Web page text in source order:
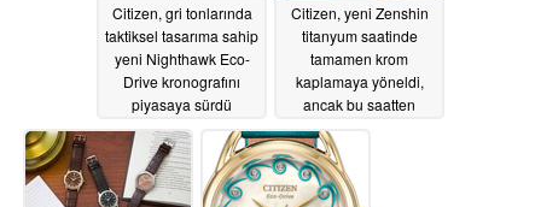
Citizen, gri tonlarında
taktiksel tasarıma sahip
yeni Nighthawk Eco-
Drive kronografını
piyasaya sürdü
06/27/2026
Citizen, yeni Zenshin
titanyum saatinde
tamamen krom
kaplamaya yöneldi,
ancak bu saatten
sadece 600 kişi sahip
olabilecek